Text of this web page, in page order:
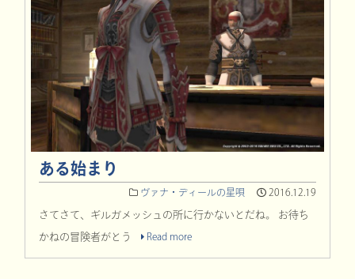
ある始まり
ヴァナ・ディールの星唄 2016.12.19
さてさて、ギルガメッシュの所に行かないとだね。 お待ち
かねの冒険者がとう Read more